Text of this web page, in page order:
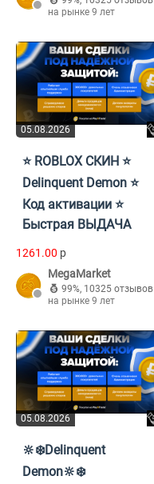
на рынке 9 лет
05.08.2026
⭐ ROBLOX СКИН ⭐
Delinquent Demon ⭐
Код активации ⭐
Быстрая ВЫДАЧА
1261.00 p
MegaMarket
99%, 10325 отзывов
на рынке 9 лет
05.08.2026
🔆❄️Delinquent
Demon🔆❄️